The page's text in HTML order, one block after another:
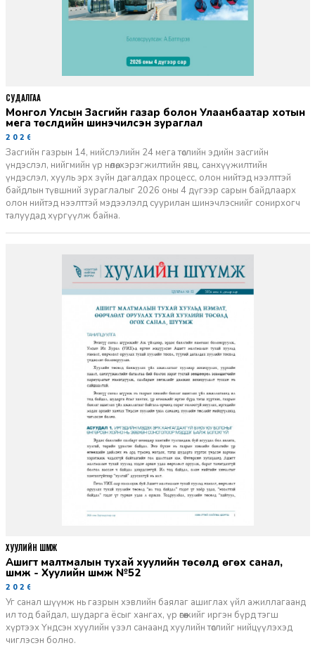
Монгол Улсын Засгийн газар болон Улаанбаатар хотын
мега төслүүдийн шинэчилсэн зураглал
2026-06-29
Засгийн газрын 14, нийслэлийн 24 мега төслийн эдийн засгийн
үндэслэл, нийгмийн үр нөлөө, хэрэгжилтийн явц, санхүүжилтийн
үндэслэл, хууль эрх зүйн дагалдах процесс, олон нийтэд нээлттэй
байдлын түвшний зураглалыг 2026 оны 4 дүгээр сарын байдлаарх
олон нийтэд нээлттэй мэдээлэлд суурилан шинэчлэснийг сонирхогч
талуудад хүргүүлж байна.
СУДАЛГАА
Ашигт малтмалын тухай хуулийн төсөлд өгөх санал,
шүүмж - Хуулийн шүүмж №52
2026-06-29
Уг санал шүүмж нь газрын хэвлийн баялаг ашиглах үйл ажиллагаанд
ил тод байдал, шударга ёсыг хангах, үр өгөөжийг иргэн бүрд тэгш
хүртээх Үндсэн хуулийн үзэл санаанд хуулийн төслийг нийцүүлэхэд
чиглэсэн болно.
ХУУЛИЙН ШҮҮМЖ